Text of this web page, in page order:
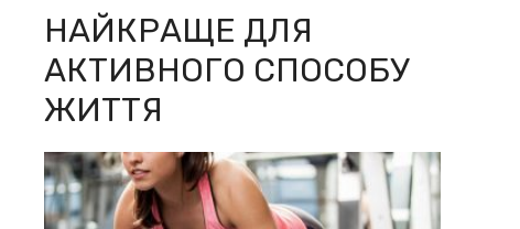
НАЙКРАЩЕ ДЛЯ
АКТИВНОГО СПОСОБУ
ЖИТТЯ